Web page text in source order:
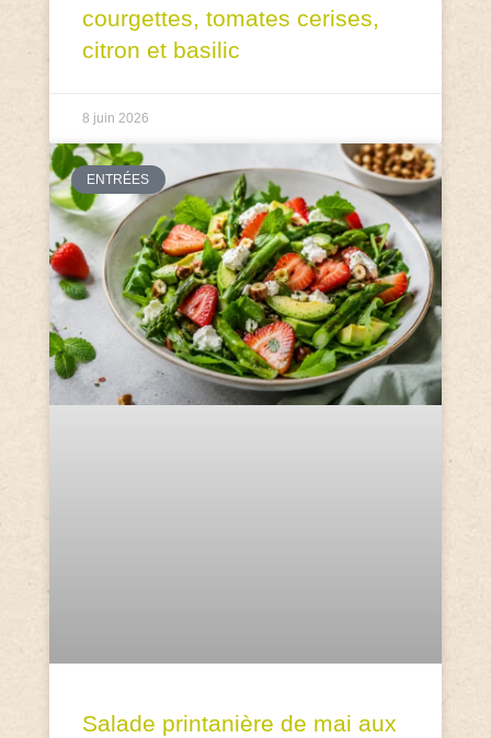
courgettes, tomates cerises,
citron et basilic
8 juin 2026
ENTRÉES
Salade printanière de mai aux